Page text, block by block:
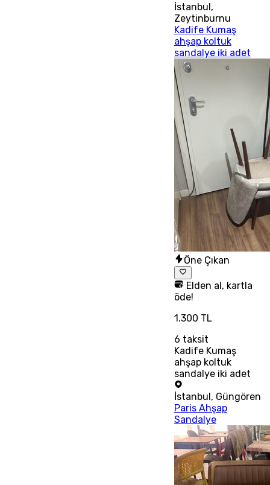
İstanbul,
Zeytinburnu
Kadife Kumaş
ahşap koltuk
sandalye iki adet
Öne Çıkan
Elden al, kartla
öde!
1.300 TL
6 taksit
Kadife Kumaş
ahşap koltuk
sandalye iki adet
İstanbul , Güngören
Paris Ahşap
Sandalye